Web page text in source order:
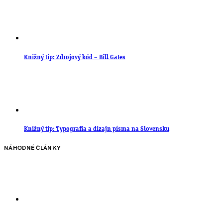
Knižný tip: Zdrojový kód – Bill Gates
Knižný tip: Typografia a dizajn písma na Slovensku
NÁHODNÉ ČLÁNKY